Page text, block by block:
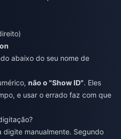
abaixo do seu nome de
não o "Show ID". Eles
e usar o errado faz com que
manualmente. Segundo